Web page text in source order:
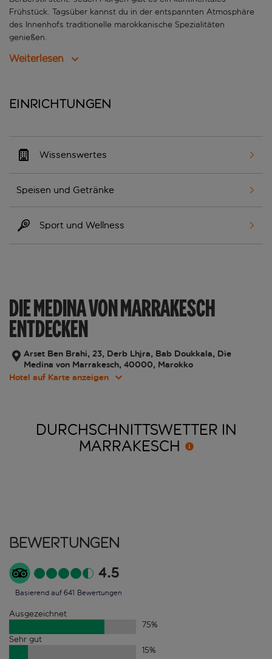
Frühstück. Tagsüber kannst du in der entspannten Atmosphäre
des Innenhofs traditionelle marokkanische Spezialitäten
genießen.
Weiterlesen
Einrichtungen
Wissenswertes
Speisen und Getränke
Sport und Wellness
DIE MEDINA VON MARRAKESCH
ENTDECKEN
Arset Ben Brahi, 23, Derb Lhjra, Bab Doukkala, Die
Medina von Marrakesch, 40000, Marokko
Hotel auf Karte anzeigen
DURCHSCHNITTSWETTER IN
MARRAKESCH
Bewertungen
4.5
Basierend auf 641 Bewertungen
Ausgezeichnet
75%
Sehr gut
15%